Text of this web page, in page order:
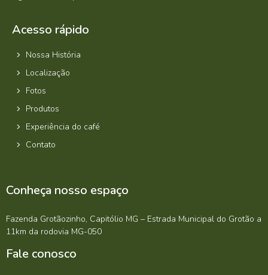
Acesso rápido
Nossa História
Localização
Fotos
Produtos
Experiência do café
Contato
Conheça nosso espaço
Fazenda Grotãozinho, Capitólio MG – Estrada Municipal do Grotão a
11km da rodovia MG-050
Fale conosco